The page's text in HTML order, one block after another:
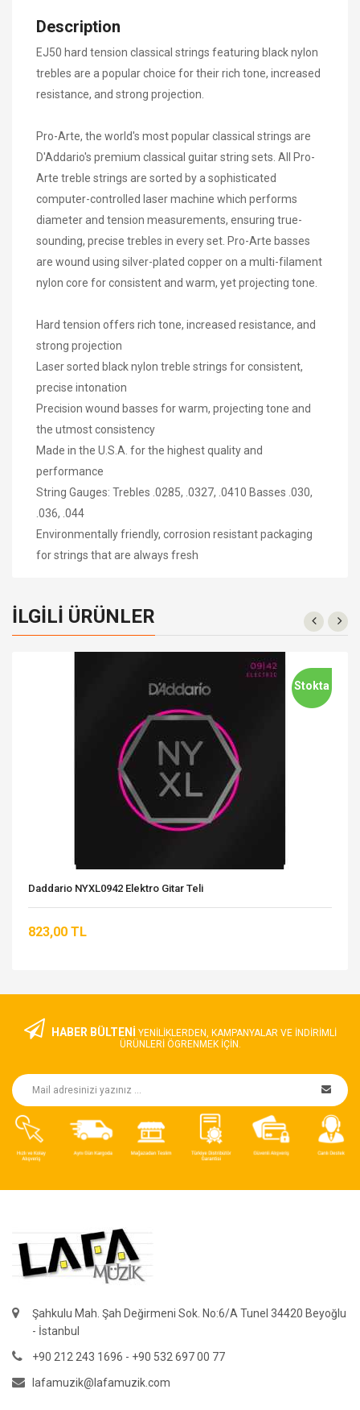
Description
EJ50 hard tension classical strings featuring black nylon
trebles are a popular choice for their rich tone, increased
resistance, and strong projection.
Pro-Arte, the world's most popular classical strings are
D'Addario's premium classical guitar string sets. All Pro-
Arte treble strings are sorted by a sophisticated
computer-controlled laser machine which performs
diameter and tension measurements, ensuring true-
sounding, precise trebles in every set. Pro-Arte basses
are wound using silver-plated copper on a multi-filament
nylon core for consistent and warm, yet projecting tone.
Hard tension offers rich tone, increased resistance, and
strong projection
Laser sorted black nylon treble strings for consistent,
precise intonation
Precision wound basses for warm, projecting tone and
the utmost consistency
Made in the U.S.A. for the highest quality and
performance
String Gauges: Trebles .0285, .0327, .0410 Basses .030,
.036, .044
Environmentally friendly, corrosion resistant packaging
for strings that are always fresh
İLGILI ÜRÜNLER
Stokta
Daddario NYXL0942 Elektro Gitar Teli
823,00 TL
HABER BÜLTENİ YENILIKLERDEN, KAMPANYALAR VE INDIRIMLI
ÜRÜNLERI ÖGRENMEK IÇIN.
Şahkulu Mah. Şah Değirmeni Sok. No:6/A Tunel 34420 Beyoğlu
- İstanbul
+90 212 243 1696 - +90 532 697 00 77
lafamuzik@lafamuzik.com